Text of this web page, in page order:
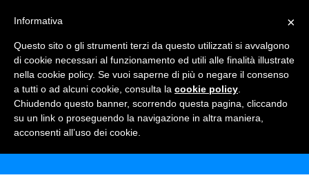
SCIROPPO GIFFARD CASTAGNA
Home Shop Bibite
×
Informativa
Questo sito o gli strumenti terzi da questo utilizzati si avvalgono
di cookie necessari al funzionamento ed utili alle finalità illustrate
nella cookie policy. Se vuoi saperne di più o negare il consenso
a tutti o ad alcuni cookie, consulta la cookie policy
Chiudendo questo banner, scorrendo questa pagina, cliccando
su un link o proseguendo la navigazione in altra maniera,
acconsenti all’uso dei cookie.